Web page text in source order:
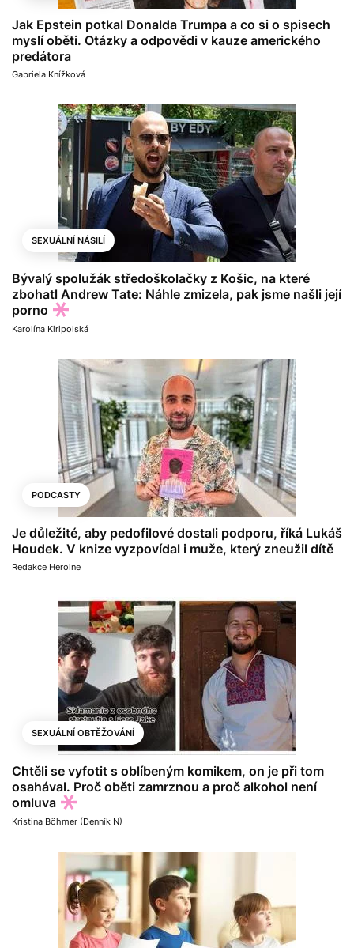
Jak Epstein potkal Donalda Trumpa a co si o spisech
myslí oběti. Otázky a odpovědi v kauze amerického
predátora
Gabriela Knížková
SEXUÁLNÍ NÁSILÍ
Bývalý spolužák středoškolačky z Košic, na které
zbohatl Andrew Tate: Náhle zmizela, pak jsme našli její
porno
Karolína Kiripolská
PODCASTY
Je důležité, aby pedofilové dostali podporu, říká Lukáš
Houdek. V knize vyzpovídal i muže, který zneužil dítě
Redakce Heroine
SEXUÁLNÍ OBTĚŽOVÁNÍ
Chtěli se vyfotit s oblíbeným komikem, on je při tom
osahával. Proč oběti zamrznou a proč alkohol není
omluva
Kristina Böhmer (Denník N)